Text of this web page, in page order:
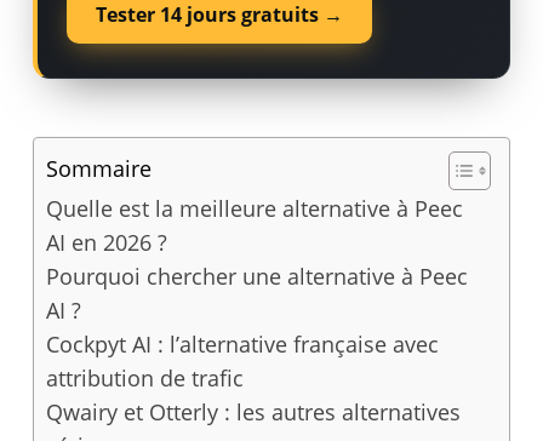
Tester 14 jours gratuits →
Sommaire
Quelle est la meilleure alternative à Peec
AI en 2026 ?
Pourquoi chercher une alternative à Peec
AI ?
Cockpyt AI : l’alternative française avec
attribution de trafic
Qwairy et Otterly : les autres alternatives